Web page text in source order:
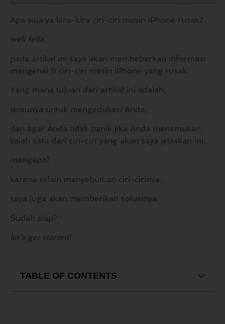
Apa saja ya kira-kira ciri-ciri mesin iPhone rusak?
well fella…
pada artikel ini saya akan membeberkan informasi
mengenai 9 ciri-ciri mesin iPhone yang rusak.
Yang mana tujuan dari artikel ini adalah,
tentunya untuk mengedukasi Anda,
dan agar Anda tidak panik jika Anda menemukan
salah satu dari ciri-ciri yang akan saya jelaskan ini,
mengapa?
karena selain menyebutkan ciri-cirinya,
saya juga akan memberikan solusinya.
Sudah siap?
let’s get started!
TABLE OF CONTENTS